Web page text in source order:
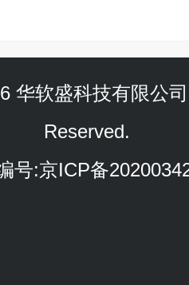
华软盛科技有限公
Reserved.
号:京ICP备